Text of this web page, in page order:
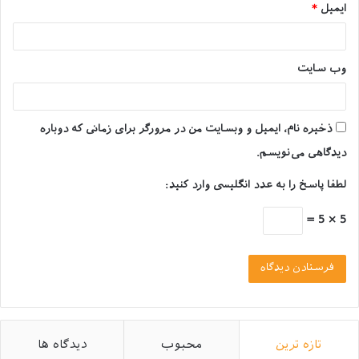
در موارد نادر ممکن است در هنگام واکسیناسیون سگ،
دهد؛
همراه باشد که معمولاً حدود بیست دقیقه پس از
واکسیناسیون سگ، در او ظاهر می‌شوند.
تب، بی حالی و بی اشتهایی از عوارض دیگر
واکسیناسیون سگ است که خود به خود رفع می‌شود.
برخورد کردید حتما با دامپزشک صحبت کنید زیرا ممکن
شده باشد که حتما او باید معاینه گردد.
در مواردی که پس واکسیناسیون سگ، با عوارضی چون
ایمیل *
وب‌ سایت
ذخیره نام، ایمیل و وبسایت من در مرورگر برای زمانی که دوباره
دیدگاهی می‌نویسم.
لطفا پاسخ را به عدد انگلیسی وارد کنید:
5 × 5 =
تازه ترین محبوب دیدگاه ها